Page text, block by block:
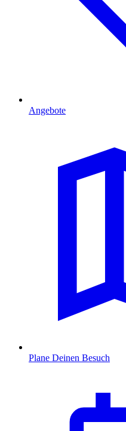
Angebote
Plane Deinen Besuch